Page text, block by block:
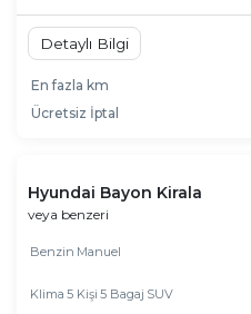
Detaylı Bilgi
En fazla km
Ücretsiz İptal
Hyundai Bayon Kirala
veya benzeri
Benzin Manuel
Klima 5 Kişi 5 Bagaj SUV